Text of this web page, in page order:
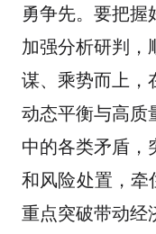
勇争先。要把握
加强分析研判，
谋、乘势而上，
动态平衡与高质
中的各类矛盾，
和风险处置，牵
重点突破带动经